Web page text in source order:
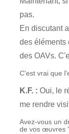
pas.
En discutant
des éléments
des OAVs.
C'est vrai que
K.F. : Oui, le
me rendre
Avez-vous un
de vos œuvres